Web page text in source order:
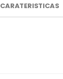
CARATERISTICAS